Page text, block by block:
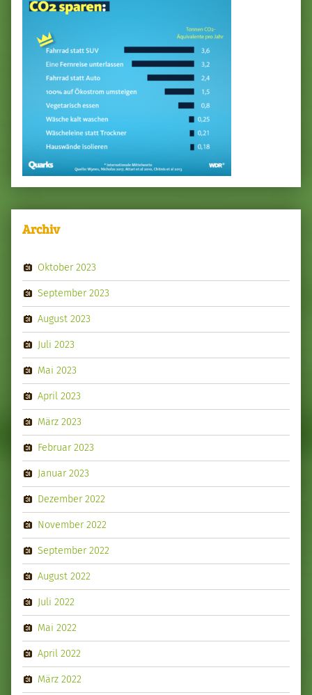
Archiv
Oktober 2023
September 2023
August 2023
Juli 2023
Mai 2023
April 2023
März 2023
Februar 2023
Januar 2023
Dezember 2022
November 2022
September 2022
August 2022
Juli 2022
Mai 2022
April 2022
März 2022